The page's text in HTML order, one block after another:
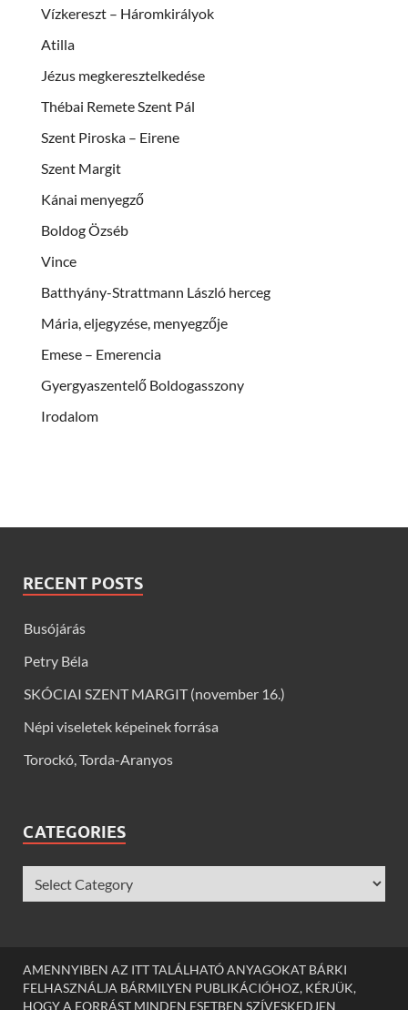
Vízkereszt – Háromkirályok
Atilla
Jézus megkeresztelkedése
Thébai Remete Szent Pál
Szent Piroska – Eirene
Szent Margit
Kánai menyegző
Boldog Özséb
Vince
Batthyány-Strattmann László herceg
Mária, eljegyzése, menyegzője
Emese – Emerencia
Gyergyaszentelő Boldogasszony
Irodalom
RECENT POSTS
Busójárás
Petry Béla
SKÓCIAI SZENT MARGIT (november 16.)
Népi viseletek képeinek forrása
Torockó, Torda-Aranyos
CATEGORIES
AMENNYIBEN AZ ITT TALÁLHATÓ ANYAGOKAT BÁRKI
FELHASZNÁLJA BÁRMILYEN PUBLIKÁCIÓHOZ, KÉRJÜK,
HOGY A FORRÁST MINDEN ESETBEN SZÍVESKEDJEN